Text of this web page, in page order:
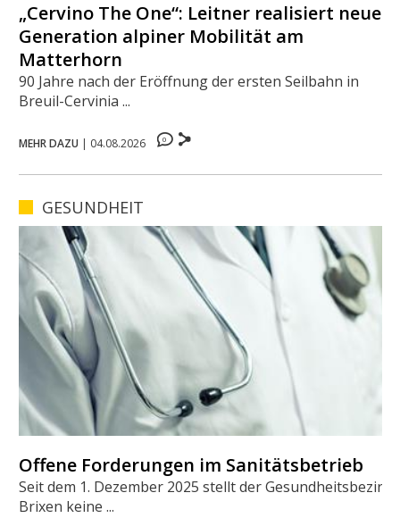
„Cervino The One“: Leitner realisiert neue
Generation alpiner Mobilität am
Matterhorn
90 Jahre nach der Eröffnung der ersten Seilbahn in
Breuil-Cervinia ...
MEHR DAZU | 04.08.2026 0
GESUNDHEIT
Offene Forderungen im Sanitätsbetrieb
Seit dem 1. Dezember 2025 stellt der Gesundheitsbezirk
Brixen keine ...